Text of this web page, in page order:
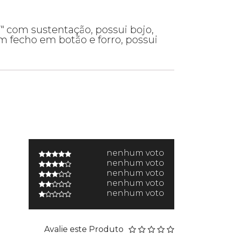
com sustentação, possui bojo,
fecho em botão e forro, possui
nenhum voto
nenhum voto
nenhum voto
nenhum voto
nenhum voto
Avalie este Produto